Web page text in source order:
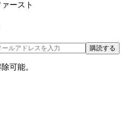
ースト
購読する
可能。